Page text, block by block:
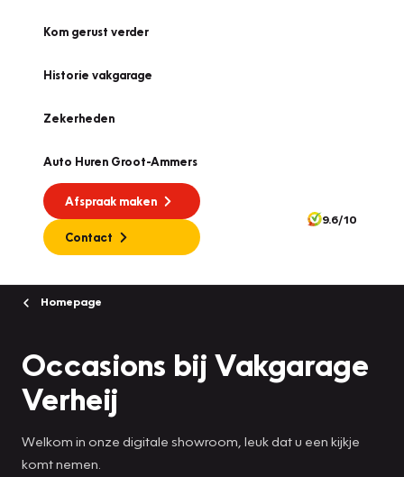
Kom gerust verder
Historie vakgarage
Zekerheden
Auto Huren Groot-Ammers
Afspraak maken
Contact
9.6/10
Homepage
Occasions bij Vakgarage
Verheij
Welkom in onze digitale showroom, leuk dat u een kijkje
komt nemen.